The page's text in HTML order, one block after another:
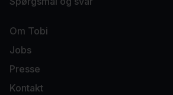
Om Tobi
Jobs
Presse
Kontakt